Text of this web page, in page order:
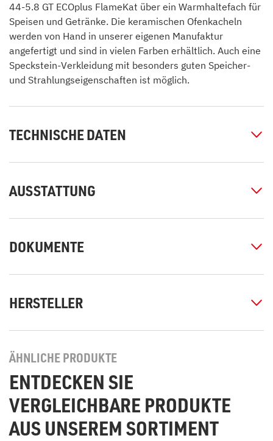
44-5.8 GT ECOplus FlameKat über ein Warmhaltefach für
Speisen und Getränke. Die keramischen Ofenkacheln
werden von Hand in unserer eigenen Manufaktur
angefertigt und sind in vielen Farben erhältlich. Auch eine
Speckstein-Verkleidung mit besonders guten Speicher-
und Strahlungseigenschaften ist möglich.
TECHNISCHE DATEN
AUSSTATTUNG
DOKUMENTE
HERSTELLER
ÄHNLICHE PRODUKTE
ENTDECKEN SIE
VERGLEICHBARE PRODUKTE
AUS UNSEREM SORTIMENT